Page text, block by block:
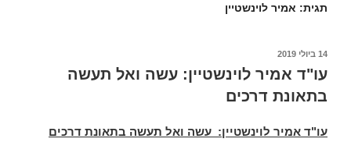
תגית: אמיר לוינשטיין
פורסם
14 ביולי 2019
עו"ד אמיר לוינשטיין: עשה ואל תעשה
בתאונת דרכים
עו"ד אמיר לוינשטיין: עשה ואל תעשה בתאונת דרכים